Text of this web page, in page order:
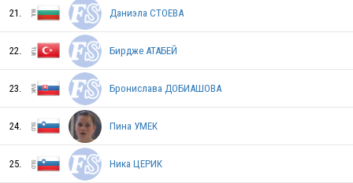
USA
NOR
21. Даниэла СТОЕВА
22. Бирдже АТАБЕЙ
23. Бронислава ДОБИАШОВА
24. Пина УМЕК
25. Ника ЦЕРИК